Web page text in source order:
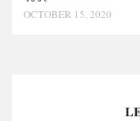
OCTOBER 15, 2020